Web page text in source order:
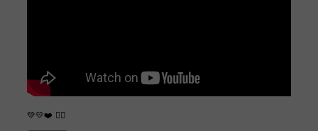
💚💛❤️ ✌🏽